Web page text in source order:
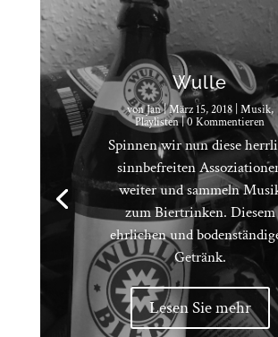
Wulle
vonJan|März 15, 2018| Musik,
Playlisten| 0 Kommentieren
Spinnen wir nun diese
sinnbefreiten
weiter und sammeln
zum Biertrinken. Diesem
ehrlichen und
Getränk.
Lesen Sie mehr